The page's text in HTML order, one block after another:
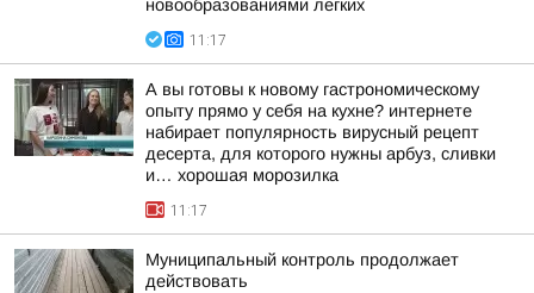
новообразованиями легких
11:17
А вы готовы к новому гастрономическому
опыту прямо у себя на кухне? интернете
набирает популярность вирусный рецепт
десерта, для которого нужны арбуз, сливки
и… хорошая морозилка
11:17
Муниципальный контроль продолжает
действовать